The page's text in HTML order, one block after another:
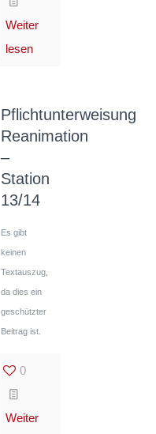
Weiter
lesen
Pflichtunterweisung
Reanimation
–
Station
13/14
Es gibt
keinen
Textauszug,
da dies ein
geschützter
Beitrag ist.
0
Weiter